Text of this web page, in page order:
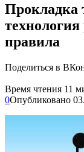
Прокладка
правила
Поделиться в
Время чтения 11
0Опубликовано